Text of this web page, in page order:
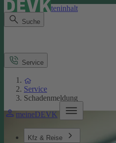
Direkt zum Seiteninhalt
Suche
meineDEVK
Kfz & Reise
Service
Service
Schadenmeldung